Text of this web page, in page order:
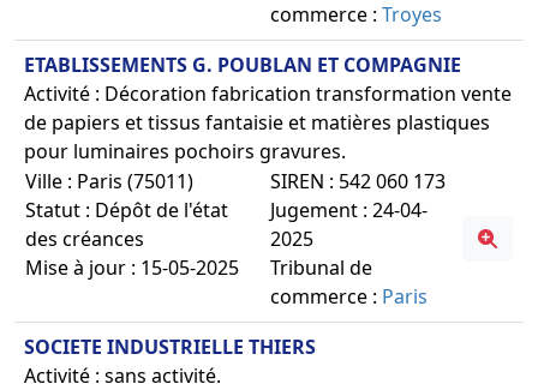
commerce :Troyes
ETABLISSEMENTS G. POUBLAN ET COMPAGNIE
Activité : Décoration fabrication transformation vente
de papiers et tissus fantaisie et matières plastiques
pour luminaires pochoirs gravures.
Ville : Paris (75011)
Statut : Dépôt de l'état
des créances
Mise à jour : 15-05-2025
SIREN : 542 060 173
Jugement : 24-04-
2025
Tribunal de
commerce : Paris
SOCIETE INDUSTRIELLE THIERS
Activité : sans activité.